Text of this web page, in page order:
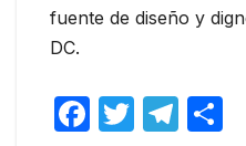
fuente de diseño y
DC.
F
T
T